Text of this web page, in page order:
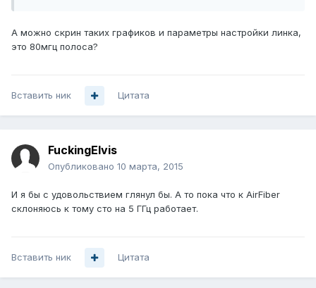
А можно скрин таких графиков и параметры настройки линка,
это 80мгц полоса?
Вставить ник Цитата
FuckingElvis
Опубликовано 10 марта, 2015
И я бы с удовольствием глянул бы. А то пока что к AirFiber
склоняюсь к тому сто на 5 ГГц работает.
Вставить ник Цитата